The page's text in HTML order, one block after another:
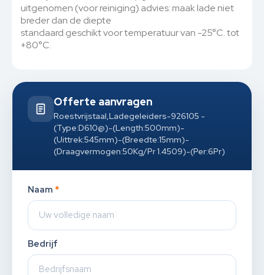
uitgenomen (voor reiniging) advies: maak lade niet
breder dan de diepte
standaard geschikt voor temperatuur van -25°C. tot
+80°C.
Offerte aanvragen
Roestvrijstaal,Ladegeleiders-926105 -
(Type:D610@)-(Length:500mm)-
(Uittrek:545mm)-(Breedte:15mm)-
(Draagvermogen:50Kg/Pr 1.4509)-(Per:6Pr)
Naam *
Bedrijf